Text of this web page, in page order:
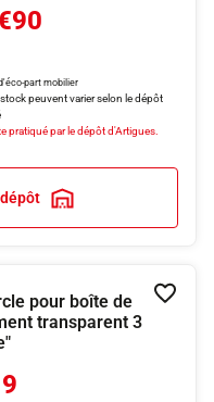
part mobilier
stock peuvent varier selon le dépôt
pratiqué par le dépôt d'Artigues.
pour boîte de
transparent 3